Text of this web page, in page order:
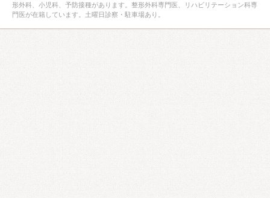
形外科、小児科、予防接種があります。整形外科専門医、リハビリテーション科専
門医が在籍しています。土曜日診察・駐車場あり。